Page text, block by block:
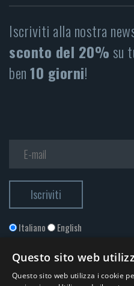
Iscriviti alla nostra
sconto del 20%su
ben10 giorni!
Italiano English
Questo sito web
Questo sito web utilizza i cookie